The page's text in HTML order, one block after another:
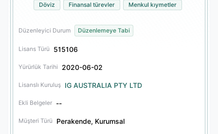
Döviz Finansal türevler Menkul kıymetler
Düzenleyici Durum Düzenlemeye Tabi
Lisans Türü 515106
Yürürlük Tarihi 2020-06-02
Lisanslı Kuruluş IG AUSTRALIA PTY LTD
Ekli Belgeler --
Müşteri Türü Perakende, Kurumsal